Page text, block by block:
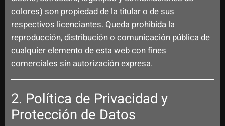
colores) son propiedad de la titular o de sus
respectivos licenciantes. Queda prohibida la
reproducción, distribución o comunicación pública de
cualquier elemento de esta web con fines
comerciales sin autorización expresa.
2. Política de Privacidad y
Protección de Datos